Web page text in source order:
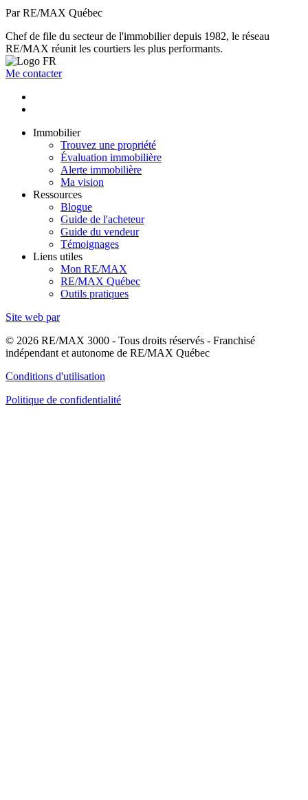
Par RE/MAX Québec
Chef de file du secteur de l'immobilier depuis 1982, le réseau
RE/MAX réunit les courtiers les plus performants.
Me contacter
Immobilier
Trouvez une propriété
Évaluation immobilière
Alerte immobilière
Ma vision
Ressources
Blogue
Guide de l'acheteur
Guide du vendeur
Témoignages
Liens utiles
Mon RE/MAX
RE/MAX Québec
Outils pratiques
Site web par
© 2026 RE/MAX 3000 - Tous droits réservés - Franchisé
indépendant et autonome de RE/MAX Québec
Conditions d'utilisation
Politique de confidentialité